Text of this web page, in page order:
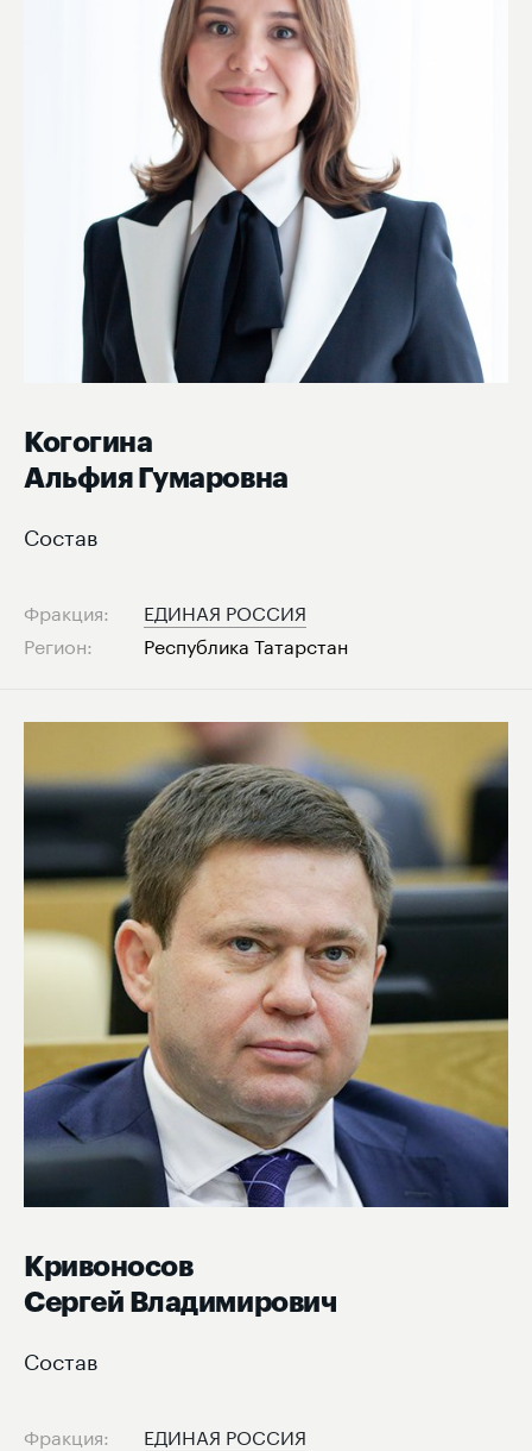
Когогина
Альфия Гумаровна
Состав
Фракция:
ЕДИНАЯ РОССИЯ
Регион:
Республика Татарстан
Кривоносов
Сергей Владимирович
Состав
Фракция:
ЕДИНАЯ РОССИЯ